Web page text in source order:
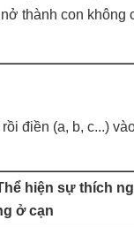
nở thành con không
điền (a, b, c...)
hiện sự thích
ở cạn